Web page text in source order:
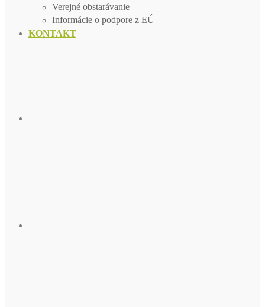
Verejné obstarávanie
Informácie o podpore z EÚ
KONTAKT